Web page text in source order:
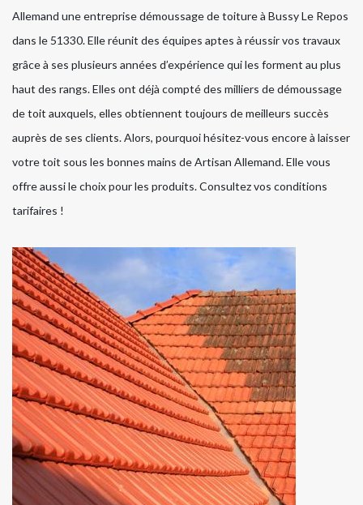
Allemand une entreprise démoussage de toiture à Bussy Le Repos
dans le 51330. Elle réunit des équipes aptes à réussir vos travaux
grâce à ses plusieurs années d’expérience qui les forment au plus
haut des rangs. Elles ont déjà compté des milliers de démoussage
de toit auxquels, elles obtiennent toujours de meilleurs succès
auprès de ses clients. Alors, pourquoi hésitez-vous encore à laisser
votre toit sous les bonnes mains de Artisan Allemand. Elle vous
offre aussi le choix pour les produits. Consultez vos conditions
tarifaires !